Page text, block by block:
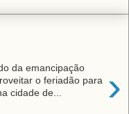
›
da emancipação
o feriadão para
cidade de...